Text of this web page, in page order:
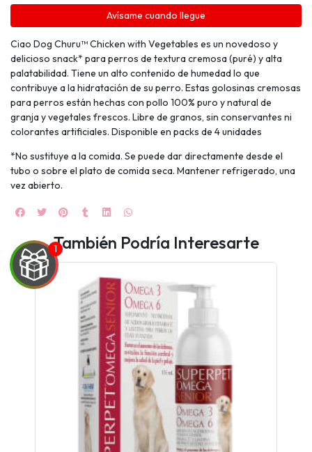
Avísame cuando llegue
Ciao Dog Churu™ Chicken with Vegetables es un novedoso y
delicioso snack* para perros de textura cremosa (puré) y alta
palatabilidad. Tiene un alto contenido de humedad lo que
contribuye a la hidratación de su perro. Estas golosinas cremosas
para perros están hechas con pollo 100% puro y natural de
granja y vegetales frescos. Libre de granos, sin conservantes ni
colorantes artificiales. Disponible en packs de 4 unidades
*No sustituye a la comida. Se puede dar directamente desde el
tubo o sobre el plato de comida seca. Mantener refrigerado, una
vez abierto.
También Podría Interesarte